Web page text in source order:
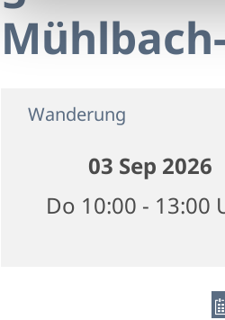
Wanderung
03 Sep 2026
Do 10:00 - 13:00